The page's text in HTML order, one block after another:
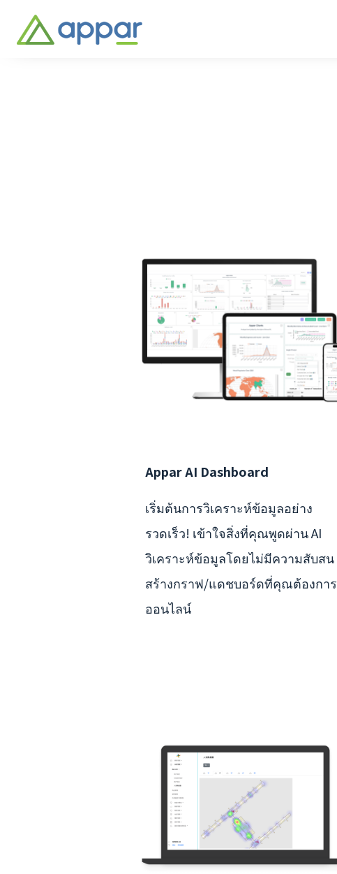
Appar AI Dashboard
เริ่มต้นการวิเคราะห์ข้อมูลอย่าง
รวดเร็ว! เข้าใจสิ่งที่คุณพูดผ่าน AI
วิเคราะห์ข้อมูลโดยไม่มีความสับสน
สร้างกราฟ/แดชบอร์ดที่คุณต้องการ
ออนไลน์